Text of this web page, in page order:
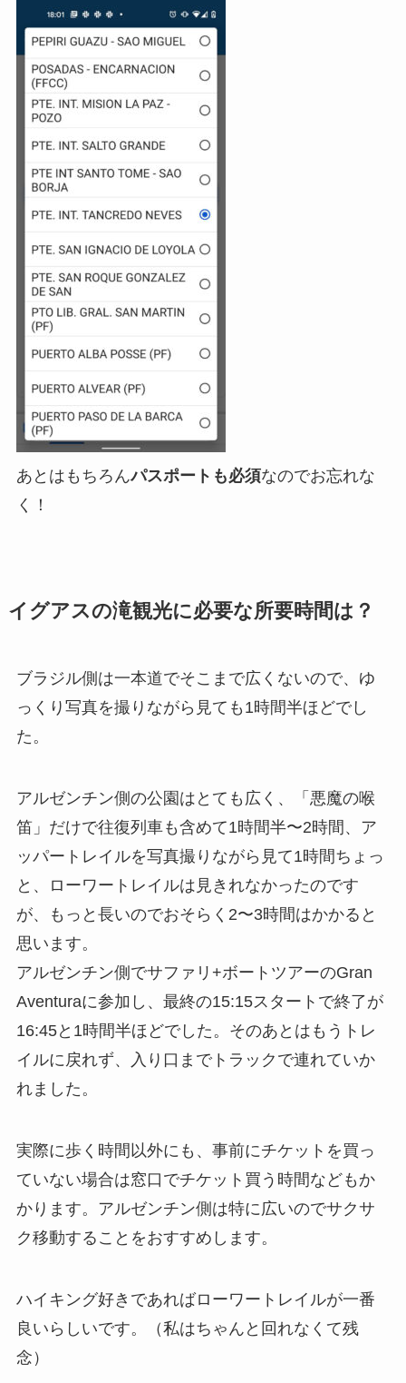
あとはもちろんパスポートも必須なのでお忘れな
く！
イグアスの滝観光に必要な所要時間は？
ブラジル側は一本道でそこまで広くないので、ゆ
っくり写真を撮りながら見ても1時間半ほどでし
た。
アルゼンチン側の公園はとても広く、「悪魔の喉
笛」だけで往復列車も含めて1時間半〜2時間、ア
ッパートレイルを写真撮りながら見て1時間ちょっ
と、ローワートレイルは見きれなかったのです
が、もっと長いのでおそらく2〜3時間はかかると
思います。
アルゼンチン側でサファリ+ボートツアーのGran
Aventuraに参加し、最終の15:15スタートで終了が
16:45と1時間半ほどでした。そのあとはもうトレ
イルに戻れず、入り口までトラックで連れていか
れました。
実際に歩く時間以外にも、事前にチケットを買っ
ていない場合は窓口でチケット買う時間などもか
かります。アルゼンチン側は特に広いのでサクサ
ク移動することをおすすめします。
ハイキング好きであればローワートレイルが一番
良いらしいです。（私はちゃんと回れなくて残
念）